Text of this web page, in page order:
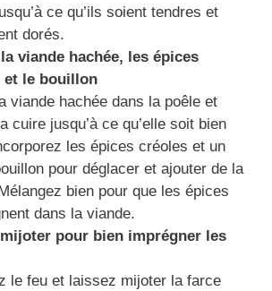
ce qu’ils soient tendres et
dorés.
viande hachée, les épices
et le bouillon
viande hachée dans la poêle et
cuire jusqu’à ce qu’elle soit bien
les épices créoles et un
pour déglacer et ajouter de la
bien pour que les épices
dans la viande.
pour bien imprégner les
le feu et laissez mijoter la farce